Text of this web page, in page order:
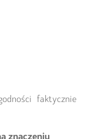
faktycznie
znaczeniu